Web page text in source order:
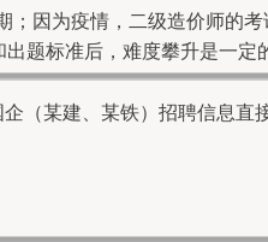
；因为疫情，二级造价师的
题标准后，难度攀升是一
（某建、某铁）招聘信息直